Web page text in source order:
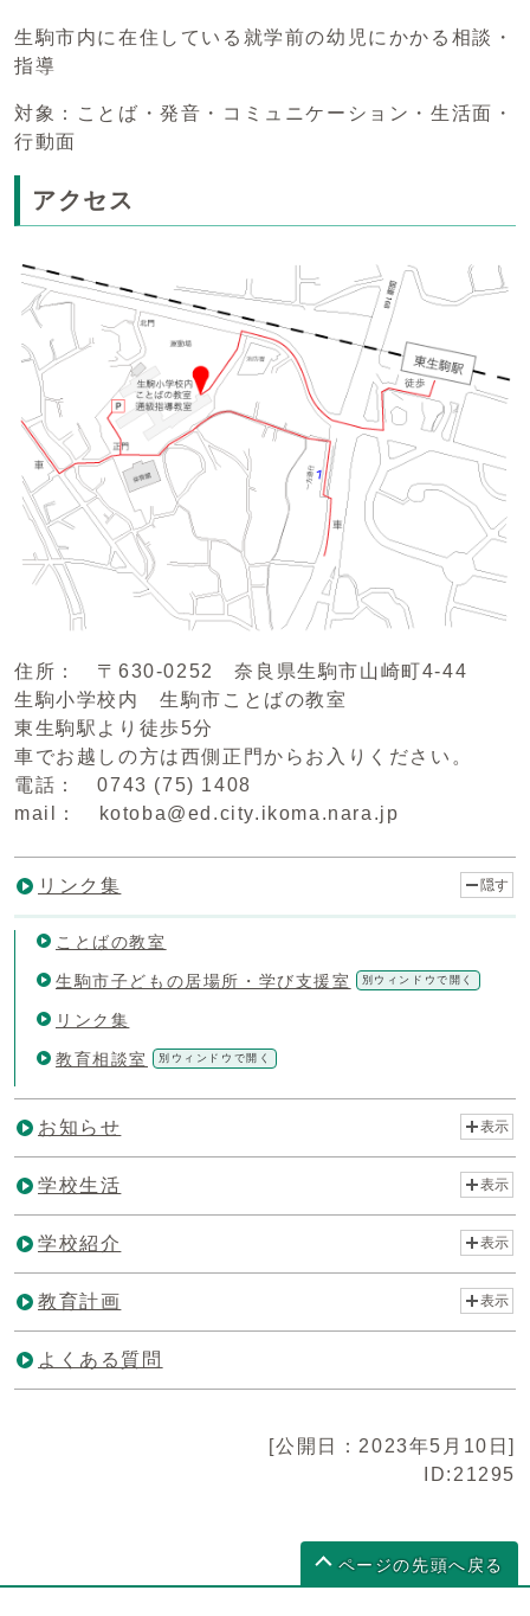
生駒市内に在住している就学前の幼児にかかる相談・
指導
対象：ことば・発音・コミュニケーション・生活面・
行動面
アクセス
住所： 〒630-0252 奈良県生駒市山崎町4-44
生駒小学校内 生駒市ことばの教室
東生駒駅より徒歩5分
車でお越しの方は西側正門からお入りください。
電話： 0743 (75) 1408
mail： kotoba@ed.city.ikoma.nara.jp
リンク集 隠す
ことばの教室
生駒市子どもの居場所・学び支援室 別ウィンドウで開く
リンク集
教育相談室 別ウィンドウで開く
お知らせ 表示
学校生活 表示
学校紹介 表示
教育計画 表示
よくある質問
[公開日：2023年5月10日]
ID:21295
ページの先頭へ戻る